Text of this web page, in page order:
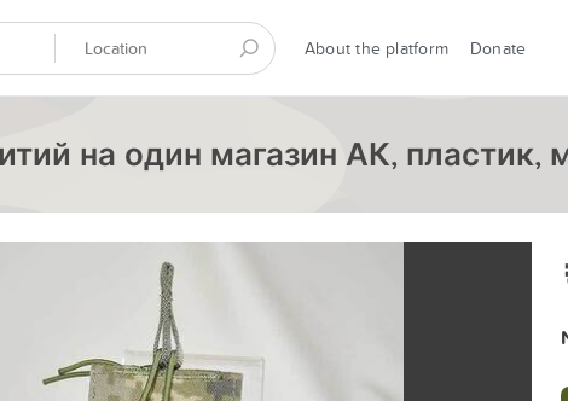
About the platform Donate
на один магазин АК, пластик,